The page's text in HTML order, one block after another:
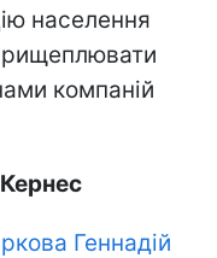
населення
компаній
Геннадій